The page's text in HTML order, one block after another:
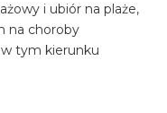
i ubiór na plaże,
na choroby
tym kierunku